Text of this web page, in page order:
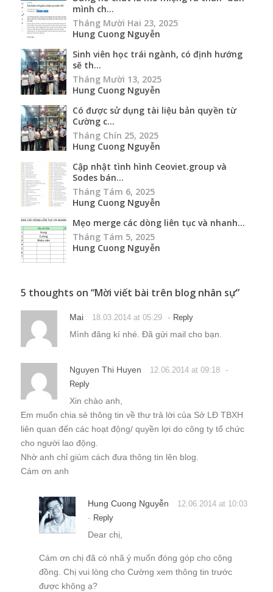
mình ch...
Tháng Mười Hai 23, 2025
Hung Cuong Nguyễn
Sinh viên học trái ngành, có định hướng
sẽ th...
Tháng Mười 13, 2025
Hung Cuong Nguyễn
Có được sử dụng tài liệu bản quyền từ
Cường c...
Tháng Chín 25, 2025
Hung Cuong Nguyễn
Cập nhật tình hình Ceoviet.group và
Sodes bán...
Tháng Tám 6, 2025
Hung Cuong Nguyễn
Mẹo merge các dòng liên tục và nhanh...
Tháng Tám 5, 2025
Hung Cuong Nguyễn
5 thoughts on “Mời viết bài trên blog nhân sự”
Mai 18.03.2014 at 05:29 - Reply
Mình đăng kí nhé. Đã gửi mail cho bạn.
Nguyen Thi Huyen 12.06.2014 at 09:18 -
Reply
Xin chào anh,
Em muốn chia sẻ thông tin về thư trả lời của Sở LĐ TBXH
liên quan đến các hoạt động/ quyền lợi do công ty tổ chức
cho người lao động.
Nhờ anh chỉ giùm cách đưa thông tin lên blog.
Cám ơn anh
Hung Cuong Nguyễn 12.06.2014 at 10:03
- Reply
Dear chị,
Cám ơn chị đã có nhã ý muốn đóng góp cho cộng
đồng. Chị vui lòng cho Cường xem thông tin trước
được không ạ?